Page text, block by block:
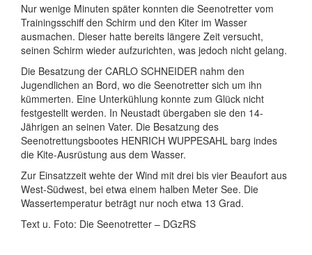
Nur wenige Minuten später konnten die Seenotretter vom
Trainingsschiff den Schirm und den Kiter im Wasser
ausmachen. Dieser hatte bereits längere Zeit versucht,
seinen Schirm wieder aufzurichten, was jedoch nicht gelang.
Die Besatzung der CARLO SCHNEIDER nahm den
Jugendlichen an Bord, wo die Seenotretter sich um ihn
kümmerten. Eine Unterkühlung konnte zum Glück nicht
festgestellt werden. In Neustadt übergaben sie den 14-
Jährigen an seinen Vater. Die Besatzung des
Seenotrettungsbootes HENRICH WUPPESAHL barg indes
die Kite-Ausrüstung aus dem Wasser.
Zur Einsatzzeit wehte der Wind mit drei bis vier Beaufort aus
West-Südwest, bei etwa einem halben Meter See. Die
Wassertemperatur beträgt nur noch etwa 13 Grad.
Text u. Foto: Die Seenotretter – DGzRS